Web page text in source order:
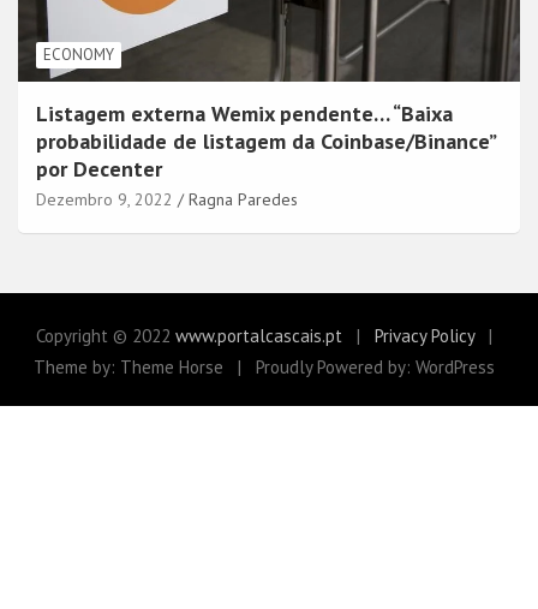
ECONOMY
Listagem externa Wemix pendente… “Baixa
probabilidade de listagem da Coinbase/Binance”
por Decenter
Dezembro 9, 2022 Ragna Paredes
Copyright © 2022 www.portalcascais.pt
Privacy Policy
Theme by: Theme Horse
Proudly Powered by: WordPress